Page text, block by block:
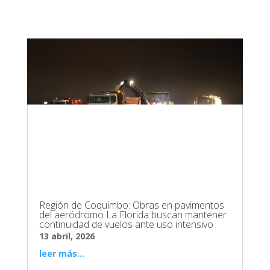
Región de Coquimbo: Obras en pavimentos
del aeródromo La Florida buscan mantener
continuidad de vuelos ante uso intensivo
13 abril, 2026
leer más...